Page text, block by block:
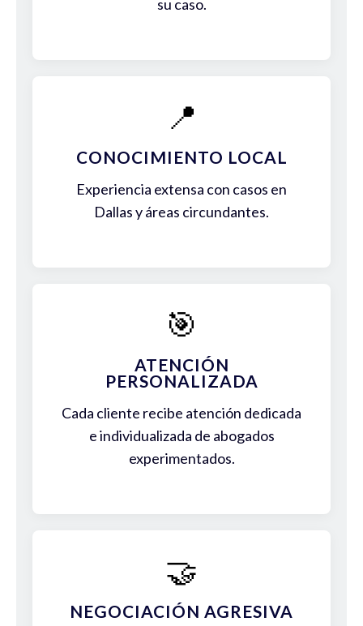
su caso.
📍
CONOCIMIENTO LOCAL
Experiencia extensa con casos en
Dallas y áreas circundantes.
🎯
ATENCIÓN
PERSONALIZADA
Cada cliente recibe atención dedicada
e individualizada de abogados
experimentados.
🤝
NEGOCIACIÓN AGRESIVA